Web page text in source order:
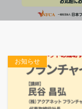
お知らせ